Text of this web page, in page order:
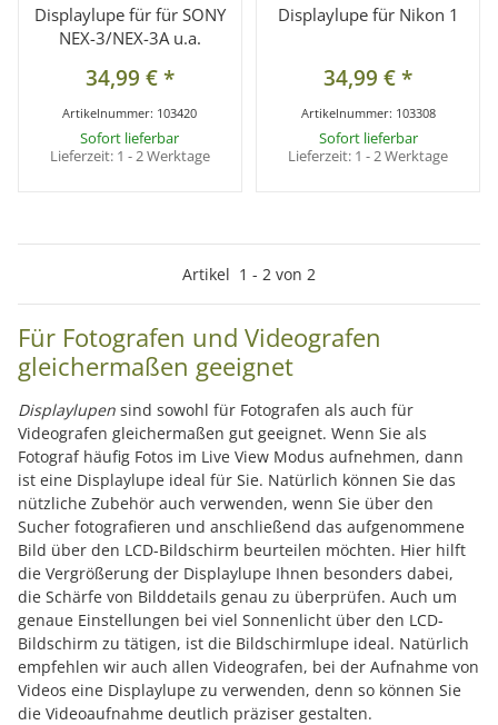
Displaylupe für für SONY
NEX-3/NEX-3A u.a.
34,99 €*
Artikelnummer: 103420
Sofort lieferbar
Lieferzeit: 1 - 2 Werktage
Displaylupe für Nikon 1
34,99 €*
Artikelnummer: 103308
Sofort lieferbar
Lieferzeit: 1 - 2 Werktage
Artikel 1 - 2 von 2
Für Fotografen und Videografen
gleichermaßen geeignet
Displaylupen sind sowohl für Fotografen als auch für
Videografen gleichermaßen gut geeignet. Wenn Sie als
Fotograf häufig Fotos im Live View Modus aufnehmen, dann
ist eine Displaylupe ideal für Sie. Natürlich können Sie das
nützliche Zubehör auch verwenden, wenn Sie über den
Sucher fotografieren und anschließend das aufgenommene
Bild über den LCD-Bildschirm beurteilen möchten. Hier hilft
die Vergrößerung der Displaylupe Ihnen besonders dabei,
die Schärfe von Bilddetails genau zu überprüfen. Auch um
genaue Einstellungen bei viel Sonnenlicht über den LCD-
Bildschirm zu tätigen, ist die Bildschirmlupe ideal. Natürlich
empfehlen wir auch allen Videografen, bei der Aufnahme von
Videos eine Displaylupe zu verwenden, denn so können Sie
die Videoaufnahme deutlich präziser gestalten.